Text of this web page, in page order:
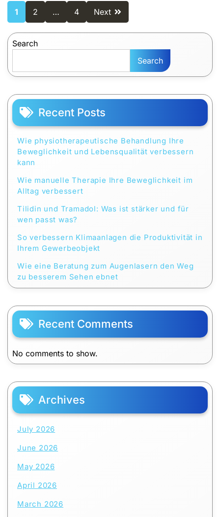
Posts
pagination
1 2 … 4 Next
Search
Search
Recent Posts
Wie physiotherapeutische Behandlung Ihre
Beweglichkeit und Lebensqualität verbessern
kann
Wie manuelle Therapie Ihre Beweglichkeit im
Alltag verbessert
Tilidin und Tramadol: Was ist stärker und für
wen passt was?
So verbessern Klimaanlagen die Produktivität in
Ihrem Gewerbeobjekt
Wie eine Beratung zum Augenlasern den Weg
zu besserem Sehen ebnet
Recent Comments
No comments to show.
Archives
July 2026
June 2026
May 2026
April 2026
March 2026